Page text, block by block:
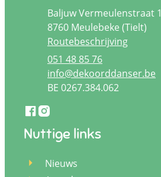
AdresBaljuw Vermeulenstraat 1
,8760 Meulebeke (Tielt)
Routebeschrijving
051 48 85 76
E-mailinfo@dekoorddanser.be
BTW nr.BE 0267.384.062
Facebook
Instagram
Nuttige links
Nieuws